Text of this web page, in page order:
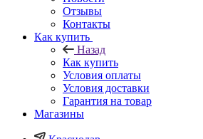
Отзывы
Контакты
Как купить
Назад
Как купить
Условия оплаты
Условия доставки
Гарантия на товар
Магазины